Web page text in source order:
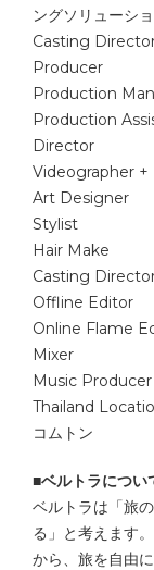
ングソリューシ
Casting
Production
Production
Videographer
Art
Stylist
Hair
Casting
Offline
Online
Mixer
Music
Thailand
コムトン
■ベルトラについ
ベルトラは「旅
る」と考えます
から、旅を自由